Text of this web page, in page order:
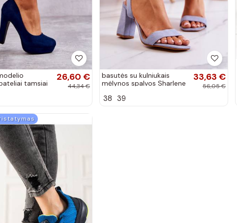
tamsiai
26,60 €
44,34 €
basutės su kulniukais
mėlynos spalvos Sharlene
33,63 €
56,05 €
38 39